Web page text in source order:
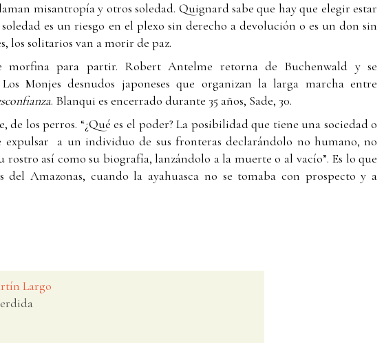
misantropía y otros soledad. Quignard sabe que hay que elegir estar
es un riesgo en el plexo sin derecho a devolución o es un don sin
los solitarios van a morir de paz.
morfina para partir. Robert Antelme retorna de Buchenwald y se
Monjes desnudos japoneses que organizan la larga marcha entre
. Blanqui es encerrado durante 35 años, Sade, 30.
de los perros. “¿Qué es el poder? La posibilidad que tiene una sociedad o
expulsar a un individuo de sus fronteras declarándolo no humano, no
así como su biografía, lanzándolo a la muerte o al vacío”. Es lo que
Amazonas, cuando la ayahuasca no se tomaba con prospecto y a
Largo